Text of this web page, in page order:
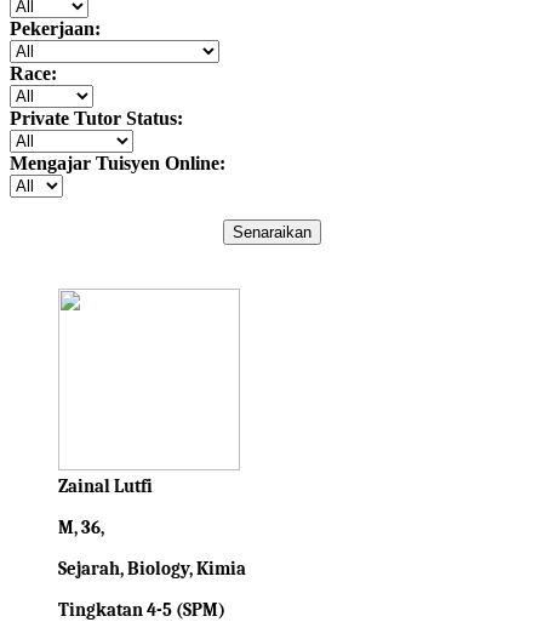
Pekerjaan:
Race:
Private Tutor Status:
Mengajar Tuisyen Online:
Senaraikan
Zainal Lutfi
M, 36,
Sejarah, Biology, Kimia
Tingkatan 4-5 (SPM)